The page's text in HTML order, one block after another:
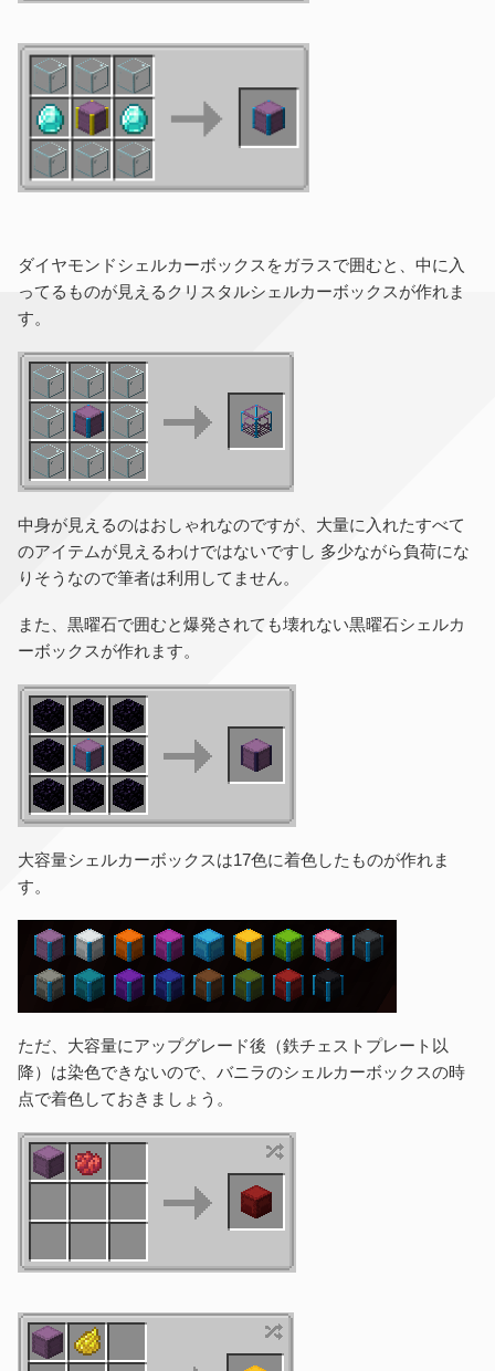
ダイヤモンドシェルカーボックスをガラスで囲むと、中に入
ってるものが見えるクリスタルシェルカーボックスが作れま
す。
中身が見えるのはおしゃれなのですが、大量に入れたすべて
のアイテムが見えるわけではないですし 多少ながら負荷にな
りそうなので筆者は利用してません。
また、黒曜石で囲むと爆発されても壊れない黒曜石シェルカ
ーボックスが作れます。
大容量シェルカーボックスは17色に着色したものが作れま
す。
ただ、大容量にアップグレード後（鉄チェストプレート以
降）は染色できないので、バニラのシェルカーボックスの時
点で着色しておきましょう。